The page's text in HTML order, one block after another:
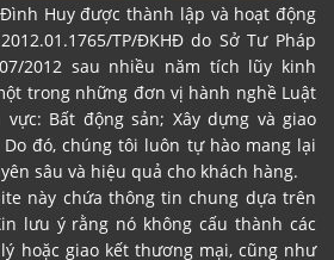
Huy được thành lập và hoạt động
TP/ĐKHĐ do Sở Tư Pháp
2012 sau nhiều năm tích lũy kinh
trong những đơn vị hành nghề Luật
Bất động sản; Xây dựng và giao
đó, chúng tôi luôn tự hào mang lại
sâu và hiệu quả cho khách hàng.
này chứa thông tin chung dựa trên
lưu ý rằng nó không cấu thành các
hoặc giao kết thương mại, cũng như